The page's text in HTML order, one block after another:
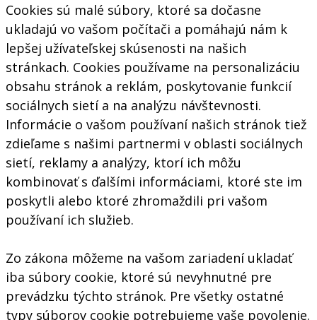
Cookies sú malé súbory, ktoré sa dočasne
ukladajú vo vašom počítači a pomáhajú nám k
lepšej užívateľskej skúsenosti na našich
stránkach. Cookies používame na personalizáciu
obsahu stránok a reklám, poskytovanie funkcií
sociálnych sietí a na analýzu návštevnosti.
Informácie o vašom používaní našich stránok tiež
zdieľame s našimi partnermi v oblasti sociálnych
sietí, reklamy a analýzy, ktorí ich môžu
kombinovať s ďalšími informáciami, ktoré ste im
poskytli alebo ktoré zhromaždili pri vašom
používaní ich služieb.
Zo zákona môžeme na vašom zariadení ukladať
iba súbory cookie, ktoré sú nevyhnutné pre
prevádzku týchto stránok. Pre všetky ostatné
typy súborov cookie potrebujeme vaše povolenie.